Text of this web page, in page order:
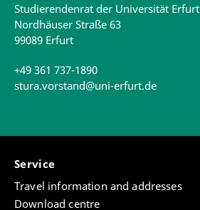
Studierendenrat der Universität Erfurt
Nordhäuser Straße 63
99089 Erfurt
+49 361 737-1890
stura.vorstand@uni-erfurt.de
Service
Travel information and addresses
Download centre